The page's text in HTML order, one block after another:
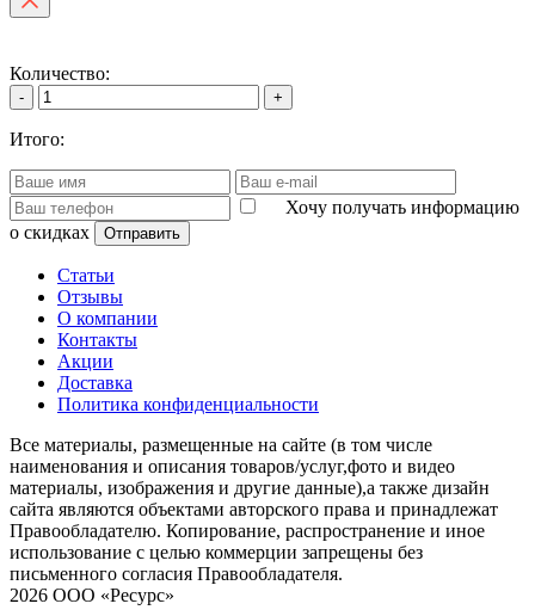
Количество:
- +
Итого:
Хочу получать информацию
о скидках
Отправить
Статьи
Отзывы
О компании
Контакты
Акции
Доставка
Политика конфиденциальности
Все материалы, размещенные на сайте (в том числе
наименования и описания товаров/услуг,фото и видео
материалы, изображения и другие данные),а также дизайн
сайта являются объектами авторского права и принадлежат
Правообладателю. Копирование, распространение и иное
использование с целью коммерции запрещены без
письменного согласия Правообладателя.
2026 ООО «Ресурс»